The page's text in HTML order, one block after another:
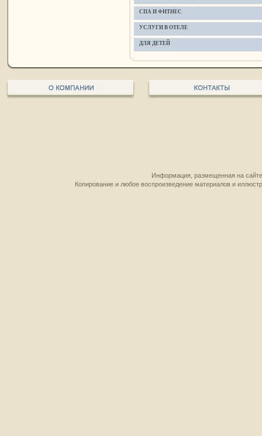
СПА И ФИТНЕС
УСЛУГИ В ОТЕЛЕ
ДЛЯ ДЕТЕЙ
Информация, размещенная на
Копирование и любое воспроизведение материалов и